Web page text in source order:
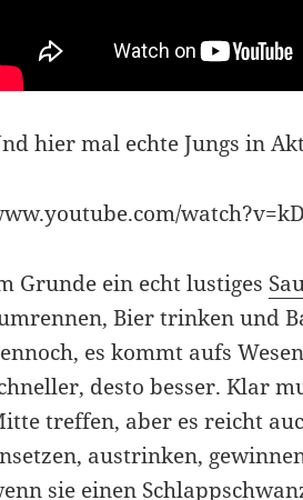
hier mal echte Jungs in
Grunde ein echt lustiges
Bier trinken und
es kommt aufs
desto besser. Klar
treffen, aber es reicht
austrinken,
sie einen